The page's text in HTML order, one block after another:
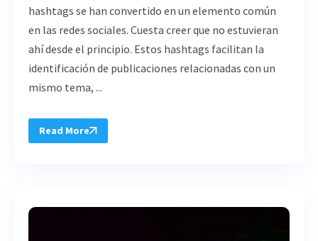
hashtags se han convertido en un elemento común
en las redes sociales. Cuesta creer que no estuvieran
ahí desde el principio. Estos hashtags facilitan la
identificación de publicaciones relacionadas con un
mismo tema, ...
Read More